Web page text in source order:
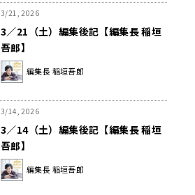
3/21, 2026
3／21（土）編集後記【編集長 稲垣
吾郎】
編集長 稲垣吾郎
3/14, 2026
3／14（土）編集後記【編集長 稲垣
吾郎】
編集長 稲垣吾郎